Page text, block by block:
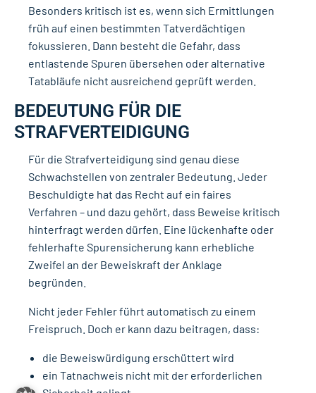
Besonders kritisch ist es, wenn sich Ermittlungen
früh auf einen bestimmten Tatverdächtigen
fokussieren. Dann besteht die Gefahr, dass
entlastende Spuren übersehen oder alternative
Tatabläufe nicht ausreichend geprüft werden.
BEDEUTUNG FÜR DIE
STRAFVERTEIDIGUNG
Für die Strafverteidigung sind genau diese
Schwachstellen von zentraler Bedeutung. Jeder
Beschuldigte hat das Recht auf ein faires
Verfahren – und dazu gehört, dass Beweise kritisch
hinterfragt werden dürfen. Eine lückenhafte oder
fehlerhafte Spurensicherung kann erhebliche
Zweifel an der Beweiskraft der Anklage
begründen.
Nicht jeder Fehler führt automatisch zu einem
Freispruch. Doch er kann dazu beitragen, dass:
die Beweiswürdigung erschüttert wird
ein Tatnachweis nicht mit der erforderlichen